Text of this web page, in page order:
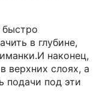
быстро
в глубине,
наконец,
верхних слоях, а
подачи под эти